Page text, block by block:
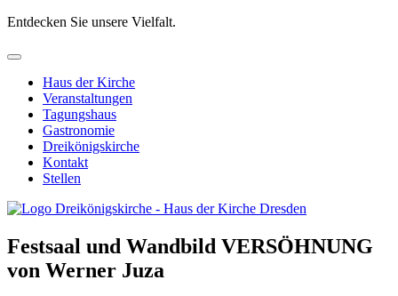
Entdecken Sie unsere Vielfalt.
Haus der Kirche
Veranstaltungen
Tagungshaus
Gastronomie
Dreikönigskirche
Kontakt
Stellen
Festsaal und Wandbild VERSÖHNUNG
von Werner Juza